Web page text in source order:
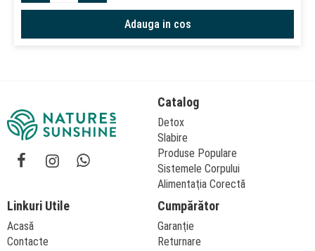
Adauga in cos
Catalog
Detox
Slabire
Produse Populare
Sistemele Corpului
Alimentaţia Corectă
Linkuri Utile
Acasă
Contacte
Cumpărător
Garanţie
Returnare